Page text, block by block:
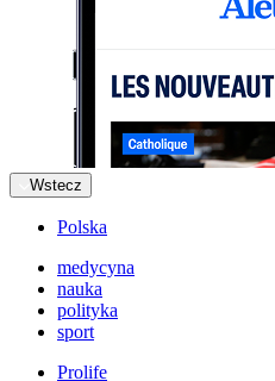
Wstecz
Polska
medycyna
nauka
polityka
sport
Prolife